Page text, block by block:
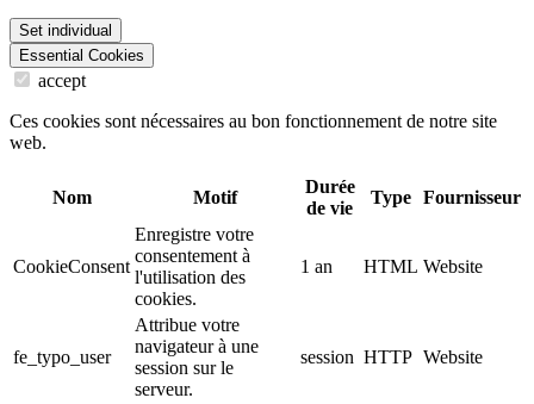
Set individual
Essential Cookies
accept
Ces cookies sont nécessaires au bon fonctionnement de notre site
web.
Nom Motif
Durée
de vie
Type Fournisseur
CookieConsent
Enregistre votre
consentement à
l'utilisation des
cookies.
1 an HTML Website
fe_typo_user
Attribue votre
navigateur à une
session sur le
serveur.
session HTTP Website